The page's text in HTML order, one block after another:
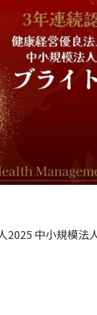
2025 中小規模法